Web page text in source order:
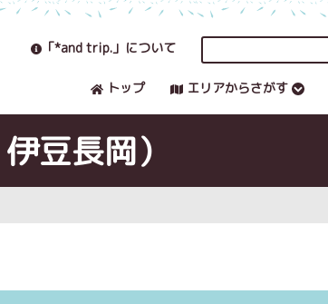
「*and trip.」について
トップ エリアからさがす
豆長岡）